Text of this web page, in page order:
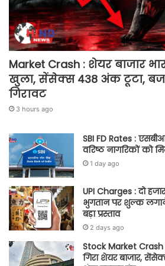
Market Crash : शेयर बाजार
खुला, सेंसेक्स 438 अंक टूटा,
गिरावट
3 hours ago
SBI FD Rates :
वरिष्ठ नागरिकों को
1 day ago
UPI Charges : दो
भुगतान पर शुल्क
बड़ा प्रस्ताव
2 days ago
Stock Market
गिरा शेयर बाजार,